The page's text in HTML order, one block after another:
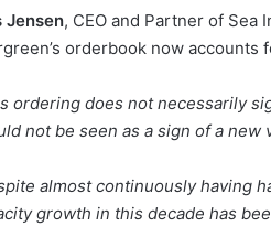
Jensen, CEO and Partner of
orderbook now
ordering does not necessarily
not be seen as a sign of a
almost continuously having
growth in this decade has